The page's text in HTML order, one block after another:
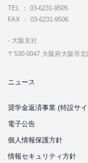
TEL ： 03-6231-9505
FAX ： 03-6231-9506
⼤阪⽀社
〒530-0047 ⼤阪府⼤阪市
ニュース
奨学金返済事業 (特設サ
電子公告
個⼈情報保護⽅針
情報セキュリティ⽅針